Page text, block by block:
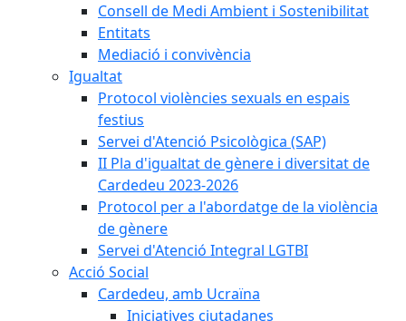
Consell de Medi Ambient i Sostenibilitat
Entitats
Mediació i convivència
Igualtat
Protocol violències sexuals en espais
festius
Servei d'Atenció Psicològica (SAP)
II Pla d'igualtat de gènere i diversitat de
Cardedeu 2023-2026
Protocol per a l'abordatge de la violència
de gènere
Servei d'Atenció Integral LGTBI
Acció Social
Cardedeu, amb Ucraïna
Iniciatives ciutadanes